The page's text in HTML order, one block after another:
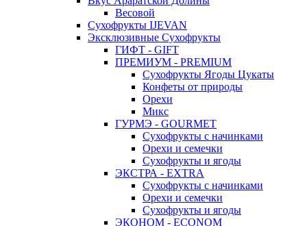
Весовой
Сухофрукты IJEVAN
Эксклюзивные Сухофрукты
ГИФТ - GIFT
ПРЕМИУМ - PREMIUM
Сухофрукты Ягоды Цукаты
Конфеты от природы
Орехи
Микс
ГУРМЭ - GOURMET
Сухофрукты с начинками
Орехи и семечки
Сухофрукты и ягоды
ЭКСТРА - EXTRA
Сухофрукты с начинками
Орехи и семечки
Сухофрукты и ягоды
ЭКОНОМ - ECONOM